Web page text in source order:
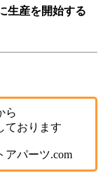
生産を開始する
ら
ております
アパーツ.com